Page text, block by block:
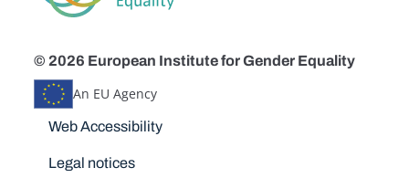
© 2026 European Institute for Gender Equality
An EU Agency
Disclaimers
Web Accessibility
Legal notices